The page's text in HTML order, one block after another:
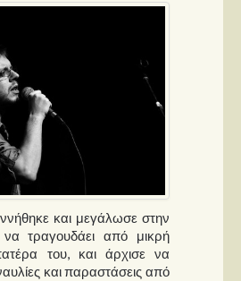
και μεγάλωσε στην
τραγουδάει από μικρή
του, και άρχισε να
και παραστάσεις από